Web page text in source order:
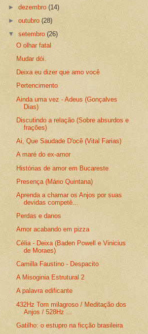
►dezembro(14)
►outubro(28)
▼setembro(26)
O olhar fatal
Mudar dói.
Deixa eu dizer que amo você
Pertencimento
Ainda uma vez - Adeus (Gonçalves
Dias)
Discutindo a relação (Sobre absurdos e
frações)
Ai, Que Saudade D'ocê (Vital Farias)
A maré do ex-amor
Histórias de amor em Bucareste
Presença (Mário Quintana)
Aprenda a chamar os Anjos por suas
devidas competê...
Perdas e danos
Amor acabando em pizza
Célia - Deixa (Baden Powell e Vinicius
de Moraes)
Camilla Faustino - Despacito
A Misoginia Estrutural 2
A palavra edificante
432Hz Tom milagroso / Meditação dos
Anjos / 528Hz ...
Gatilho: o estupro na ficção brasileira